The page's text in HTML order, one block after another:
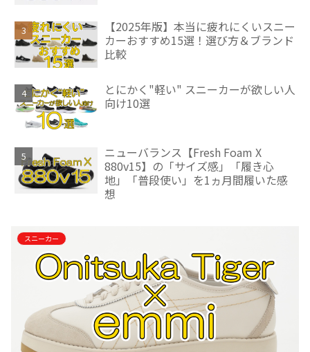
【2025年版】本当に疲れにくいスニー
カーおすすめ15選！選び方＆ブランド
比較
とにかく"軽い" スニーカーが欲しい人
向け10選
ニューバランス【Fresh Foam X
880v15】の「サイズ感」「履き心
地」「普段使い」を1ヵ月間履いた感
想
スニーカー